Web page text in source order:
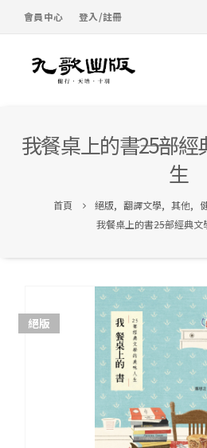
會員中心 登入/註冊
我餐桌上的書――25部
生
首頁 絕版, 翻譯文學, 其他,
我餐桌上的書――25部經典
絕版